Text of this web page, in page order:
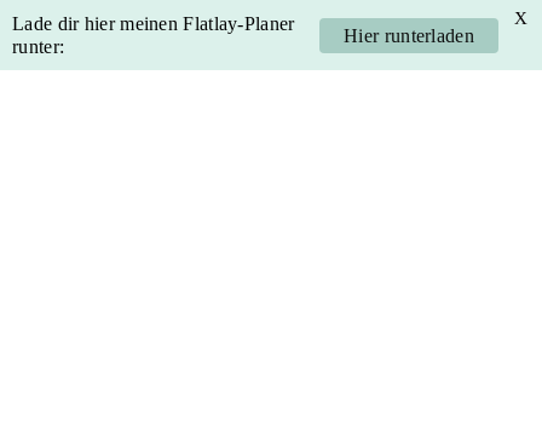
Skip
Skip
Skip
Skip
Lade dir hier meinen Flatlay-Planer
runter:
Hier runterladen
X